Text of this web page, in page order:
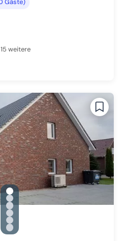
Gäste)
weitere
gallery.slide_selector
Zu Slide 1 wechseln
Zu Slide 2 wechseln
Zu Slide 3 wechseln
Zu Slide 4 wechseln
Zu Slide 5 wechseln
Zu Slide 6 wechseln